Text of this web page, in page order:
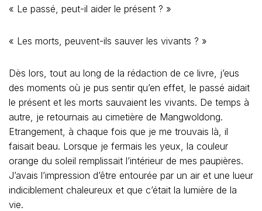
« Le passé, peut-il aider le présent ? »
« Les morts, peuvent-ils sauver les vivants ? »
Dès lors, tout au long de la rédaction de ce livre, j’eus
des moments où je pus sentir qu’en effet, le passé aidait
le présent et les morts sauvaient les vivants. De temps à
autre, je retournais au cimetière de Mangwoldong.
Etrangement, à chaque fois que je me trouvais là, il
faisait beau. Lorsque je fermais les yeux, la couleur
orange du soleil remplissait l’intérieur de mes paupières.
J’avais l’impression d’être entourée par un air et une lueur
indiciblement chaleureux et que c’était la lumière de la
vie.